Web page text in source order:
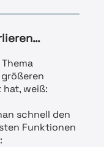
weiß:
schnell den
Funktionen